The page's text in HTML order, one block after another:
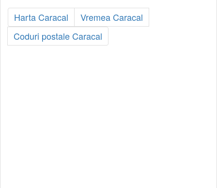
Harta Caracal
Vremea Caracal
Coduri postale Caracal